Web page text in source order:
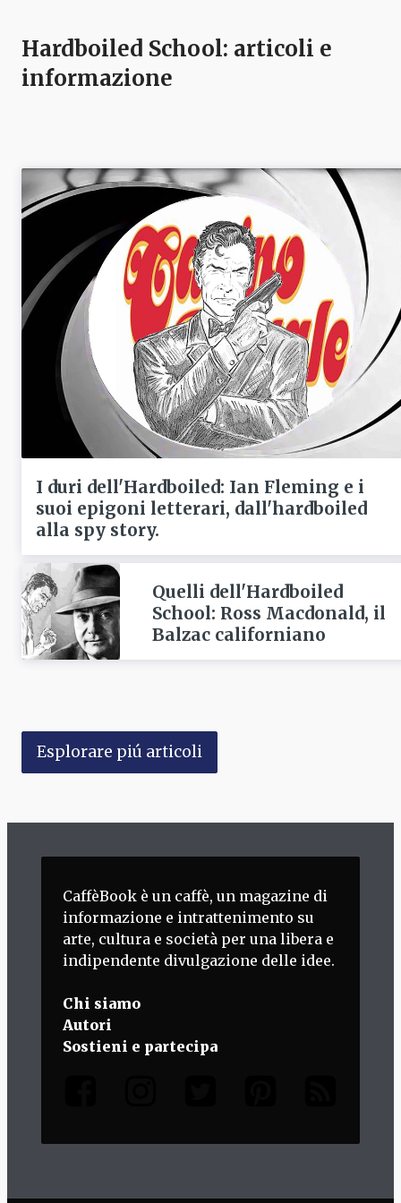
Hardboiled School: articoli e
informazione
I duri dell'Hardboiled: Ian Fleming e i
suoi epigoni letterari, dall'hardboiled
alla spy story.
Quelli dell'Hardboiled
School: Ross Macdonald, il
Balzac californiano
Esplorare piú articoli
CaffèBook è un caffè, un magazine di
informazione e intrattenimento su
arte, cultura e società per una libera e
indipendente divulgazione delle idee.
Chi siamo
Autori
Sostieni e partecipa